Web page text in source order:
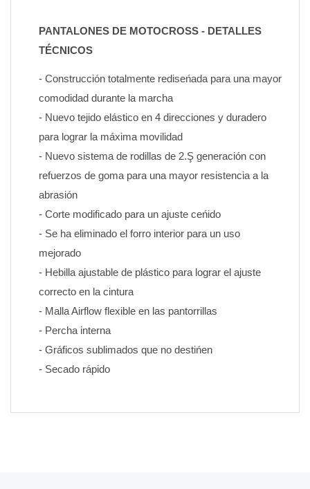
PANTALONES DE MOTOCROSS - DETALLES
TÉCNICOS
- Construcción totalmente rediseńada para una mayor
comodidad durante la marcha
- Nuevo tejido elástico en 4 direcciones y duradero
para lograr la máxima movilidad
- Nuevo sistema de rodillas de 2.Ş generación con
refuerzos de goma para una mayor resistencia a la
abrasión
- Corte modificado para un ajuste ceńido
- Se ha eliminado el forro interior para un uso
mejorado
- Hebilla ajustable de plástico para lograr el ajuste
correcto en la cintura
- Malla Airflow flexible en las pantorrillas
- Percha interna
- Gráficos sublimados que no destińen
- Secado rápido